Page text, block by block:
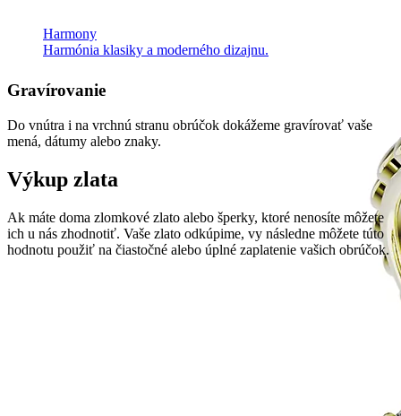
Harmony
Harmónia klasiky a moderného dizajnu.
Gravírovanie
Do vnútra i na vrchnú stranu obrúčok dokážeme gravírovať vaše
mená, dátumy alebo znaky.
Výkup zlata
Ak máte doma zlomkové zlato alebo šperky, ktoré nenosíte môžete
ich u nás zhodnotiť. Vaše zlato odkúpime, vy následne môžete túto
hodnotu použiť na čiastočné alebo úplné zaplatenie vašich obrúčok.